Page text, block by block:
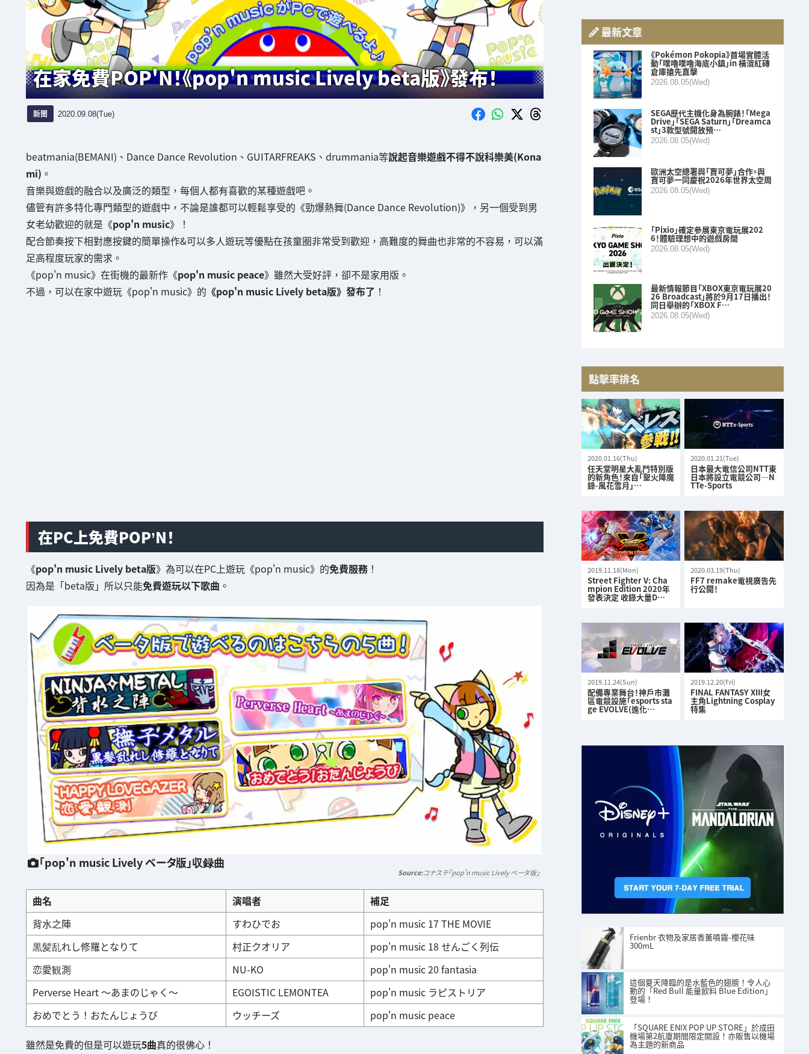
在家免費POP'N！《pop'n music Lively beta版》發布！
新聞 2020.09.08(Tue)
beatmania(BEMANI)、Dance Dance Revolution、GUITARFREAKS、drummania等說起音樂遊戲不得不說科樂美(Kona
mi) 。
音樂與遊戲的融合以及廣泛的類型，每個人都有喜歡的某種遊戲吧。
儘管有許多特化專門類型的遊戲中，不論是誰都可以輕鬆享受的《勁爆熱舞(Dance Dance Revolution)》，另一個受到男
女老幼歡迎的就是《pop'n music》！
配合節奏按下相對應按鍵的簡單操作&可以多人遊玩等優點在孩童圈非常受到歡迎，高難度的舞曲也非常的不容易，可以滿
足高程度玩家的需求。
《pop'n music》在街機的最新作《pop'n music peace》雖然大受好評，卻不是家用版。
不過，可以在家中遊玩《pop'n music》的 《pop'n music Lively beta版》發布了 ！
在PC上免費POP’N！
《pop'n music Lively beta版》為可以在PC上遊玩《pop'n music》的免費服務！
因為是「beta版」所以只能免費遊玩以下歌曲 。
「pop'n music Lively ベータ版」収録曲
コナステ「pop'n music Lively ベータ版」
曲名 演唱者
補足
背水之陣
すわひでお
pop'n music 17 THE MOVIE
黒髪乱れし修羅となりて
村正クオリア
pop'n music 18 せんごく列伝
恋愛観測
NU-KO
pop'n music 20 fantasia
Perverse Heart ～あまのじゃく～
EGOISTIC LEMONTEA
pop'n music ラピストリア
おめでとう！おたんじょうび
ウッチーズ pop'n music peace
雖然是免費的但是可以遊玩5曲真的很佛心！
最新文章
《Pokémon Pokopia》首場實體活
動「噗嚕噗嚕海底小鎮」in 橫濱紅磚
倉庫搶先直擊
2026.08.05(Wed)
SEGA歷代主機化身為腕錶！「Mega
Drive」「SEGA Saturn」「Dreamca
st」3款型號開放預…
2026.08.05(Wed)
歐洲太空總署與「寶可夢」合作。與
寶可夢一同慶祝2026年世界太空周
2026.08.05(Wed)
「Pixio」確定參展東京電玩展202
6！體驗理想中的遊戲房間
2026.08.05(Wed)
最新情報節目「XBOX東京電玩展20
26 Broadcast」將於9月17日播出！
同日舉辦的「XBOX F…
2026.08.05(Wed)
點擊率排名
2020.01.16(Thu)
任天堂明星大亂鬥特別版
的新角色！來自「聖火降魔
錄-風花雪月」…
2020.01.21(Tue)
日本最大電信公司NTT東
日本將設立電競公司—N
TTe-Sports
2019.11.18(Mon)
Street Fighter V: Cha
mpion Edition 2020年
發表決定 收錄大量D…
2020.03.19(Thu)
FF7 remake電視廣告先
行公開！
2019.11.24(Sun)
配備專業舞台！神戶市灘
區電競設施「esports sta
ge EVOLVE(進化…
2019.12.20(Fri)
FINAL FANTASY XIII女
主角Lightning Cosplay
特集
Frienbr 衣物及家居香薰噴霧-櫻花味
300mL
這個夏天降臨的是水藍色的翅膀！令人心
動的「Red Bull 能量飲料 Blue Edition」
登場！
「SQUARE ENIX POP UP STORE」於成田
機場第2航廈期間限定開設！亦販售以機場
為主題的新商品